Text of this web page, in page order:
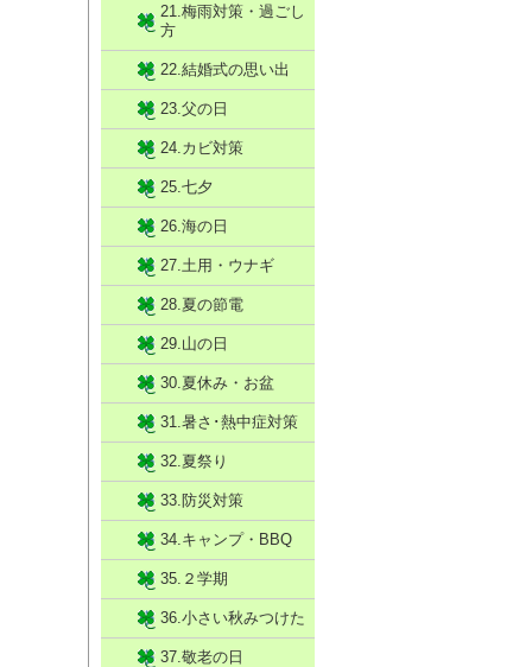
21.梅雨対策・過ごし
方
22.結婚式の思い出
23.父の日
24.カビ対策
25.七夕
26.海の日
27.土用・ウナギ
28.夏の節電
29.山の日
30.夏休み・お盆
31.暑さ･熱中症対策
32.夏祭り
33.防災対策
34.キャンプ・BBQ
35.２学期
36.小さい秋みつけた
37.敬老の日